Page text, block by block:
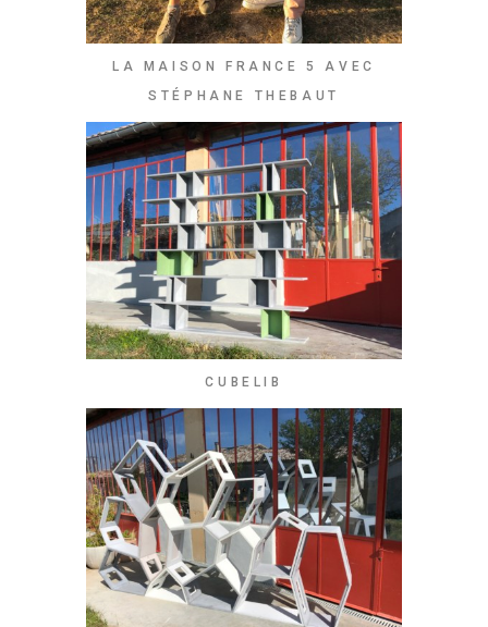
LA MAISON FRANCE 5 AVEC
STÉPHANE THEBAUT
CUBELIB